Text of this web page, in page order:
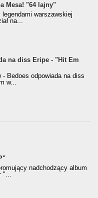
Mesa! "64 lajny"
warszawskiej
na...
na diss Eripe - "Hit Em
- Bedoes odpowiada na diss
w...
nadchodzący album
"...